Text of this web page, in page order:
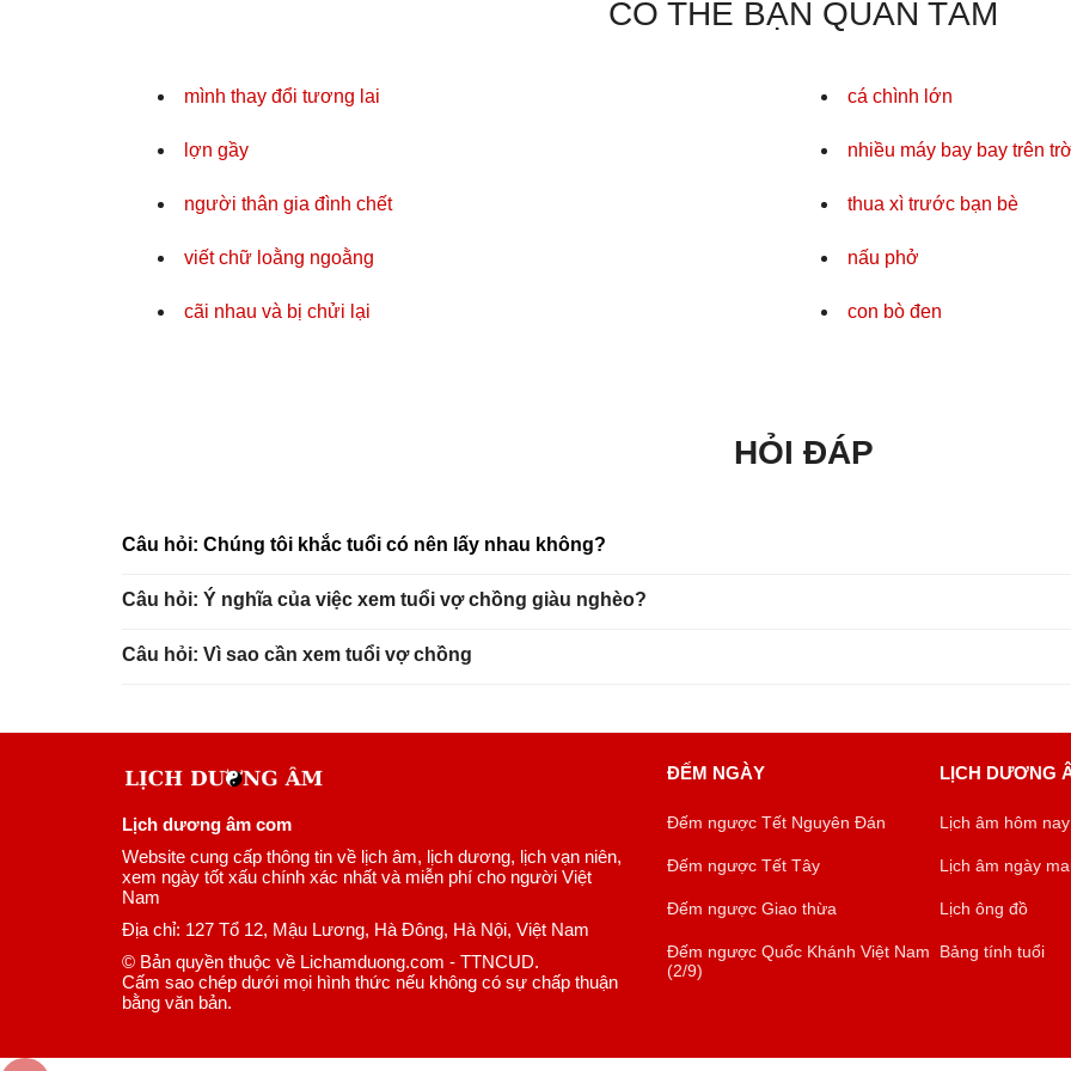
CÓ THỂ BẠN QUAN TÂM
mình thay đổi tương lai
lợn gầy
người thân gia đình chết
viết chữ loằng ngoằng
cãi nhau và bị chửi lại
cá chình lớn
nhiều máy bay bay trên
thua xì trước bạn bè
nấu phở
con bò đen
HỎI ĐÁP
Câu hỏi: Chúng tôi khắc tuổi có nên lấy nhau không?
Câu hỏi: Ý nghĩa của việc xem tuổi vợ chồng giàu nghèo?
Câu hỏi: Vì sao cần xem tuổi vợ chồng
Lịch dương âm com
Website cung cấp thông tin về lịch âm, lịch dương, lịch vạn niên,
xem ngày tốt xấu chính xác nhất và miễn phí cho người Việt
Nam
Địa chỉ: 127 Tổ 12, Mậu Lương, Hà Đông, Hà Nội, Việt Nam
© Bản quyền thuộc về Lichamduong.com - TTNCUD.
Cấm sao chép dưới mọi hình thức nếu không có sự chấp thuận
bằng văn bản.
ĐẾM NGÀY
Đếm ngược Tết Nguyên Đán
Đếm ngược Tết Tây
Đếm ngược Giao thừa
Đếm ngược Quốc Khánh Việt Nam
(2/9)
LỊCH DƯƠNG
Lịch âm hôm nay
Lịch âm ngày
Lịch ông đồ
Bảng tính tuổi